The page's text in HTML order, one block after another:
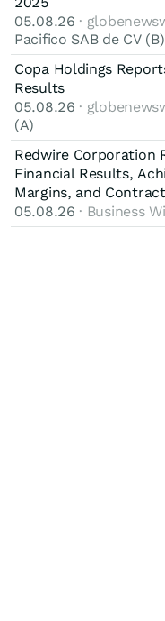
05.08.26 ·
Pacifico SAB de CV (B)
Copa Holdings
Results
05.08.26 ·
(A)
Redwire Corporation
Financial Results,
Margins, and
05.08.26 · Business